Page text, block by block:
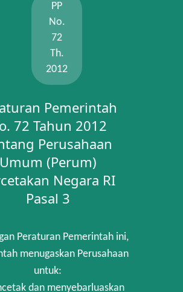
PP
No.
72
Th.
2012
Pemerintah
72 Tahun 2012
Perusahaan
Umum (Perum)
Negara RI
Pasal 3
Peraturan Pemerintah ini,
menugaskan Perusahaan
untuk:
dan menyebarluaskan